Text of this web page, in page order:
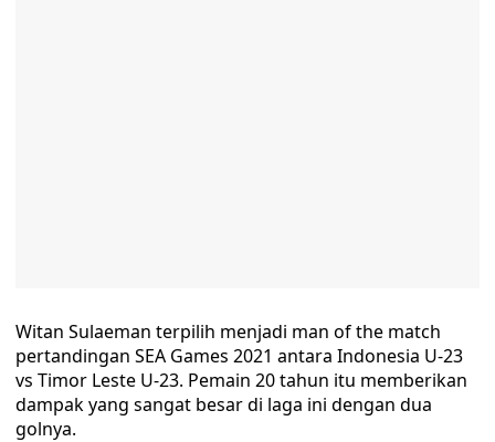
Witan Sulaeman terpilih menjadi man of the match
pertandingan SEA Games 2021 antara Indonesia U-23
vs Timor Leste U-23. Pemain 20 tahun itu memberikan
dampak yang sangat besar di laga ini dengan dua
golnya.